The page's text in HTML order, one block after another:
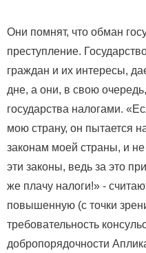
Они помнят, что обман
преступление.
граждан и их интересы,
дне, а они, в свою
государства налогами.
мою страну, он пытается
законам моей страны, и
эти законы, ведь за это
же плачу налоги!» -
повышенную (с точки
требовательность
добропорядочности